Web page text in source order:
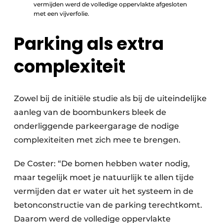
vermijden werd de volledige oppervlakte afgesloten
met een vijverfolie.
Parking als extra
complexiteit
Zowel bij de initiële studie als bij de uiteindelijke
aanleg van de boombunkers bleek de
onderliggende parkeergarage de nodige
complexiteiten met zich mee te brengen.
De Coster: “De bomen hebben water nodig,
maar tegelijk moet je natuurlijk te allen tijde
vermijden dat er water uit het systeem in de
betonconstructie van de parking terechtkomt.
Daarom werd de volledige oppervlakte